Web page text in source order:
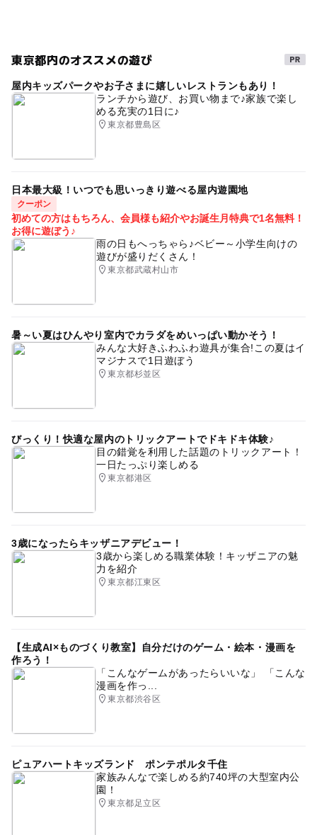
GW(ゴールデンウィーク)2027
ゴールデンウィーク スカイツリー 節約子連れ
夏休み2026 ベビーカーOK さくら 三連休
お花見ピクニック
東京スカイツリー
秋のお出かけ2026
0円お出かけ
春休み2027
東武スカイツリーライン 1日中楽しめる施設
ベビーカーでお花見 ゴールデンウィーク2016
桜の花見ができるクルーズ・屋形船
東京都内のオススメの遊び
屋内キッズパークやお子さまに嬉しいレストランもあり！
ランチから遊び、お買い物まで♪家族で楽し
める充実の1日に♪
東京都豊島区
日本最大級！いつでも思いっきり遊べる屋内遊園地
クーポン
初めての方はもちろん、会員様も紹介やお誕生月特典で1名無料！
お得に遊ぼう♪
雨の日もへっちゃら♪ベビー～小学生向けの
遊びが盛りだくさん！
東京都武蔵村山市
暑～い夏はひんやり室内でカラダをめいっぱい動かそう！
みんな大好きふわふわ遊具が集合!この夏はイ
マジナスで1日遊ぼう
東京都杉並区
びっくり！快適な屋内のトリックアートでドキドキ体験♪
目の錯覚を利用した話題のトリックアート！
一日たっぷり楽しめる
東京都港区
3歳になったらキッザニアデビュー！
3歳から楽しめる職業体験！キッザニアの魅
力を紹介
東京都江東区
【生成AI×ものづくり教室】自分だけのゲーム・絵本・漫画を
作ろう！
「こんなゲームがあったらいいな」 「こんな
漫画を作っ...
東京都渋谷区
ピュアハートキッズランド ポンテポルタ千住
家族みんなで楽しめる約740坪の大型室内公
園！
東京都足立区